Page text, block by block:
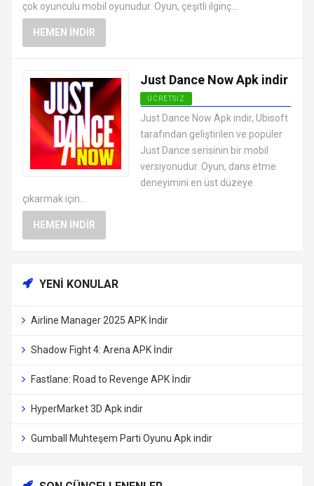
çok oyunculu mobil oyunudur. Oyun, çeşitli ilginç...
HEMEN İNDIR
Just Dance Now Apk indir
ÜCRETSIZ
EN İYI ANDROID APK OYUNLARI
ÜCRETSIZ
Just Dance Now Apk indir, Ubisoft
tarafından geliştirilen ve popüler
Just Dance serisinin bir mobil
versiyonudur. Oyun, dans etme
deneyimini en üst düzeye
çıkarmak için...
HEMEN İNDIR
YENI KONULAR
Airline Manager 2025 APK İndir
Shadow Fight 4: Arena APK İndir
Fastlane: Road to Revenge APK İndir
HyperMarket 3D Apk indir
Gumball Muhteşem Parti Oyunu Apk indir